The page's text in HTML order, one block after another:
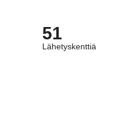
51
Lähetyskenttiä